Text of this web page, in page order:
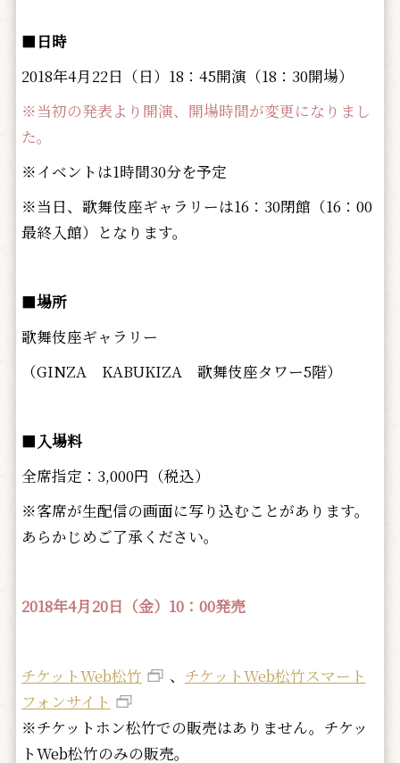
■ 日時
2018年4月22日（日）18：45開演（18：30開場）
※当初の発表より開演、開場時間が変更になりまし
た。
※イベントは1時間30分を予定
※当日、歌舞伎座ギャラリーは16：30閉館（16：00
最終入館）となります。
■場所
歌舞伎座ギャラリー
（GINZA KABUKIZA 歌舞伎座タワー5階）
■ 入場料
全席指定：3,000円（税込）
※客席が生配信の画面に写り込むことがあります。
あらかじめご了承ください。
2018年4月20日（金）10：00発売
チケットWeb松竹 、 チケットWeb松竹スマート
フォンサイト
※チケットホン松竹での販売はありません。チケッ
トWeb松竹のみの販売。